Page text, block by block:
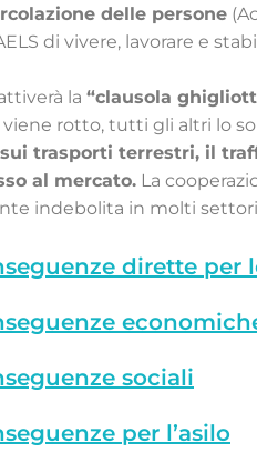
delle persone
di vivere, lavorare e
la “clausola
viene rotto, tutti gli altri lo
trasporti terrestri, il
al mercato. La
indebolita in molti
dirette per
sociali
per l’asilo